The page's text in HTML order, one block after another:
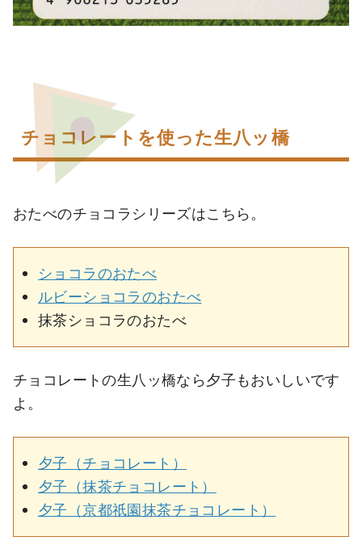
チョコレートを使った生八ッ橋
おたべのチョコラシリーズはこちら。
ショコラのおたべ
ルビーショコラのおたべ
抹茶ショコラのおたべ
チョコレートの生八ッ橋なら夕子もおいしいです
よ。
夕子（チョコレート）
夕子（抹茶チョコレート）
夕子（京都祇園抹茶チョコレート）